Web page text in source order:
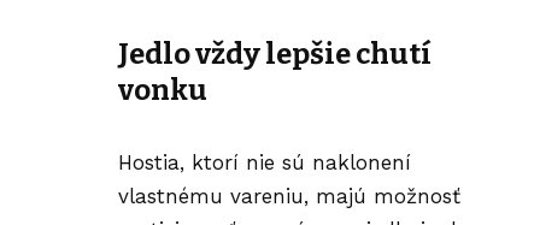
Jedlo vždy lepšie chutí
vonku
Hostia, ktorí nie sú naklonení
vlastnému vareniu, majú možnosť